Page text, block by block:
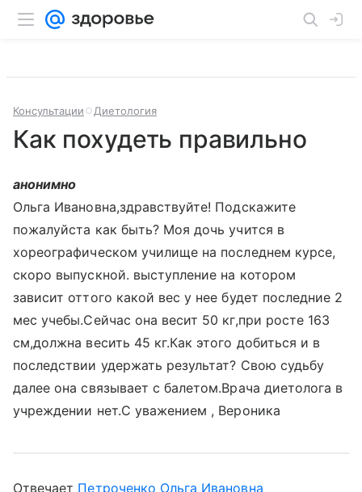
Консультации Диетология
Как похудеть правильно
анонимно
Ольга Ивановна,здравствуйте! Подскажите
пожалуйста как быть? Моя дочь учится в
хореографическом училище на последнем курсе,
скоро выпускной. выступление на котором
зависит оттого какой вес у нее будет последние 2
мес учебы.Сейчас она весит 50 кг,при росте 163
см,должна весить 45 кг.Как этого добиться и в
последствии удержать результат? Свою судьбу
далее она связывает с балетом.Врача диетолога в
учреждении нет.С уважением , Вероника
Отвечает Петроченко Ольга Ивановна